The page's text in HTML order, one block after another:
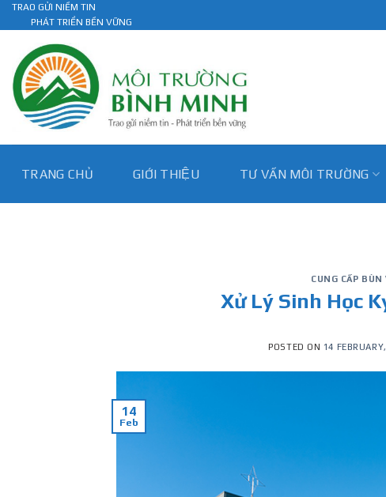
Skip
to
content
TRAO GỬI NIỀM TIN
PHÁT TRIỂN BỀN VỮNG
TRANG CHỦ GIỚI THIỆU TƯ VẤN MÔI TRƯỜNG
CUNG CẤP BÙN
Xử Lý Sinh Học
POSTED ON 14
14
Feb